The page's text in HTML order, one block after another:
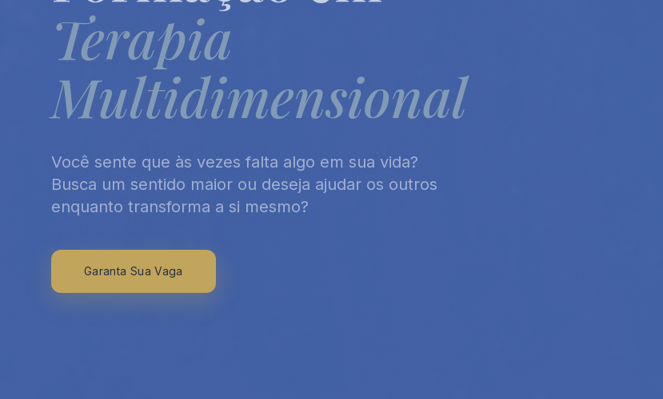
Terapia
Multidimensional
Você sente que às vezes falta algo em sua vida?
Busca um sentido maior ou deseja ajudar os outros
enquanto transforma a si mesmo?
Garanta Sua Vaga